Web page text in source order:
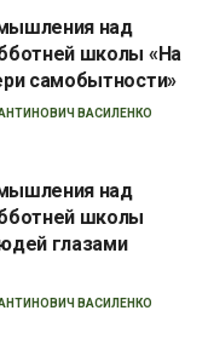
над
школы «На
самобытности»
ВАСИЛЕНКО
над
школы
глазами
ВАСИЛЕНКО